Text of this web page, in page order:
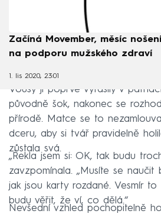
Začíná Movember, měsíc
na podporu mužského zdraví
1. lis 2020, 23:01
Vousy jí poprvé vyrašily v
původně šok, nakonec se
přírodě. Matce se to
dceru, aby si tvář pravidelně
zůstala svá.
„Řekla jsem si: OK, tak budu
zavzpomínala. „Musíte se naučit
jak jsou karty rozdané. Vesmír to
budu věřit, že ví, co dělá.“
Nevšední vzhled pochopitelně